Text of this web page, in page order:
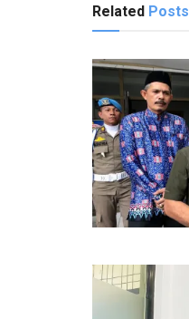
Related Posts